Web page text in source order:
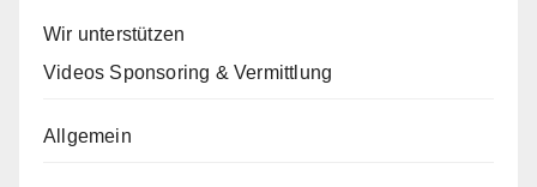
Wir unterstützen
Videos Sponsoring & Vermittlung
Allgemein